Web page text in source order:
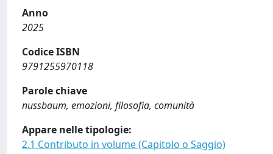
Anno
2025
Codice ISBN
9791255970118
Parole chiave
nussbaum, emozioni, filosofia, comunità
Appare nelle tipologie:
2.1 Contributo in volume (Capitolo o Saggio)